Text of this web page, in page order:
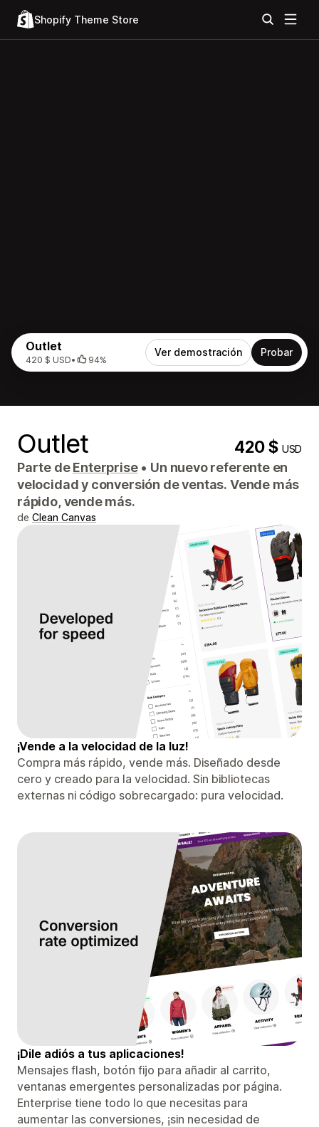
Shopify Theme Store
Outlet
420 $ USD• 94%
Ver demostración Probar
Outlet 420 $USD
Parte deEnterprise • Un nuevo referente en
velocidad y conversión de ventas. Vende más
rápido, vende más.
de Clean Canvas
¡Vende a la velocidad de la luz!
Compra más rápido, vende más. Diseñado desde
cero y creado para la velocidad. Sin bibliotecas
externas ni código sobrecargado: pura velocidad.
¡Dile adiós a tus aplicaciones!
Mensajes flash, botón fijo para añadir al carrito,
ventanas emergentes personalizadas por página.
Enterprise tiene todo lo que necesitas para
aumentar las conversiones, ¡sin necesidad de